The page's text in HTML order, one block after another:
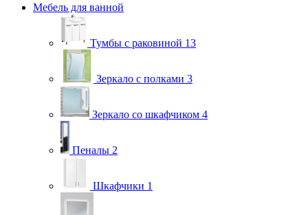
Мебель для ванной
Тумбы с раковиной 13
Зеркало с полками 3
Зеркало со шкафчиком 4
Пеналы 2
Шкафчики 1